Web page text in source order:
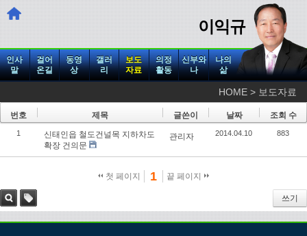
이익규
인사
말
걸어
온길
동영
상
갤러
리
보도
자료
의정
활동
신부와
나
나의
삶
HOME > 보도자료
번호 제목 글쓴이 날짜 조회 수
1
신태인읍 철도건널목 지하차도
확장 건의문
관리자 2014.04.10 883
첫 페이지 1 끝 페이지
쓰기
검색 태그